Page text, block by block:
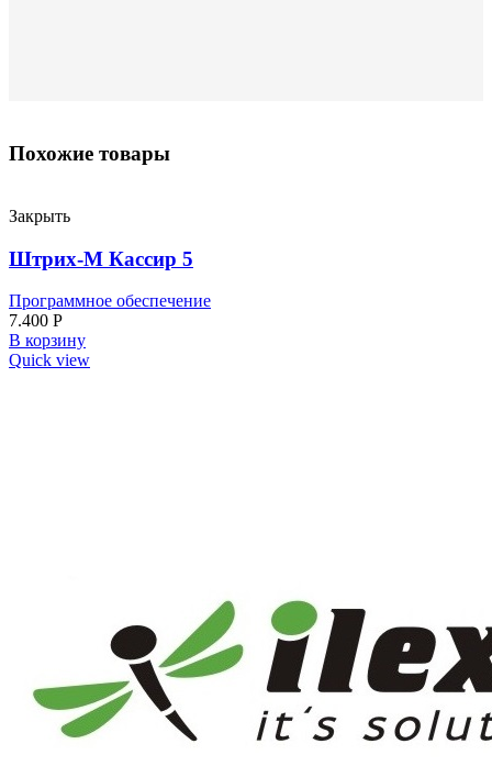
Похожие товары
Закрыть
Штрих-М Кассир 5
Программное обеспечение
7.400 Р
В корзину
Quick view